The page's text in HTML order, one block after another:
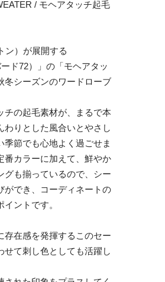
/ モヘアタッチ起毛
ン）が展開する
ド72）」の「モヘアタッ
冬シーズンのワードローブ
チの起毛素材が、まるで本
わりとした風合いとやさし
季節でも心地よく過ごせま
番カラーに加えて、鮮やか
グも揃っているので、シー
ができ、コーディネートの
ントです。
存在感を発揮するこのセー
せて刺し色としても活躍し